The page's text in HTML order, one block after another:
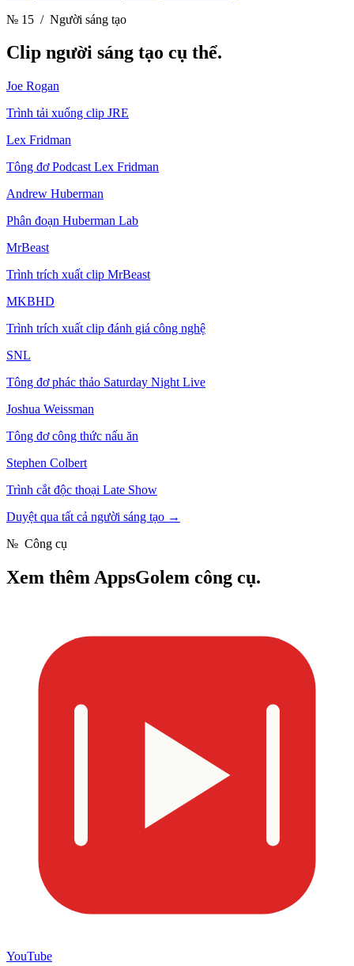
№ 15 / Người sáng tạo
Clip người sáng tạo cụ thể.
Joe Rogan
Trình tải xuống clip JRE
Lex Fridman
Tông đơ Podcast Lex Fridman
Andrew Huberman
Phân đoạn Huberman Lab
MrBeast
Trình trích xuất clip MrBeast
MKBHD
Trình trích xuất clip đánh giá công nghệ
SNL
Tông đơ phác thảo Saturday Night Live
Joshua Weissman
Tông đơ công thức nấu ăn
Stephen Colbert
Trình cắt độc thoại Late Show
Duyệt qua tất cả người sáng tạo →
№ Công cụ
Xem thêmAppsGolem công cụ.
YouTube